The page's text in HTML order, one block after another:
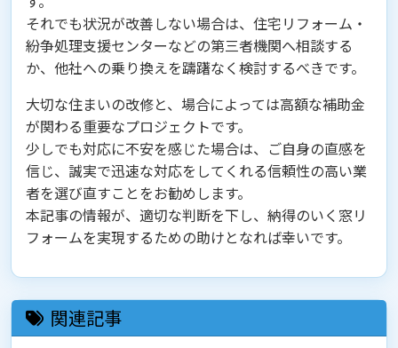
それでも状況が改善しない場合は、住宅リフォーム・
紛争処理支援センターなどの第三者機関へ相談する
か、他社への乗り換えを躊躇なく検討するべきです。
大切な住まいの改修と、場合によっては高額な補助金
が関わる重要なプロジェクトです。
少しでも対応に不安を感じた場合は、ご自身の直感を
信じ、誠実で迅速な対応をしてくれる信頼性の高い業
者を選び直すことをお勧めします。
本記事の情報が、適切な判断を下し、納得のいく窓リ
フォームを実現するための助けとなれば幸いです。
関連記事